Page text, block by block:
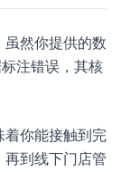
然你提供的数
注错误，其核
着你能接触到完
到线下门店管